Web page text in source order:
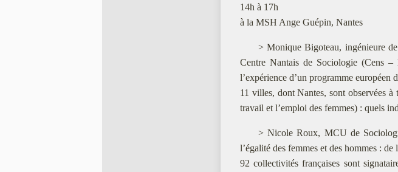
14h à 17h
à la MSH Ange Guépin, Nantes
> Monique Bigoteau, ingénieure
Centre Nantais de Sociologie (Cens
l’expérience d’un programme européen
11 villes, dont Nantes, sont observées
travail et l’emploi des femmes) : quels
> Nicole Roux, MCU de
l’égalité des femmes et des hommes : de
92 collectivités françaises sont